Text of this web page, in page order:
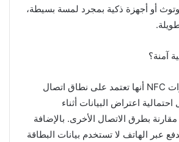
أو أجهزة ذكية بمجرد لمسة بسيطة،
واحدة من أهم مميزات NFC أنها تعتمد على نطاق اتصال
اعتراض البيانات أثناء
بطرق الاتصال الأخرى. بالإضافة
عبر الهاتف لا تستخدم بيانات البطاقة